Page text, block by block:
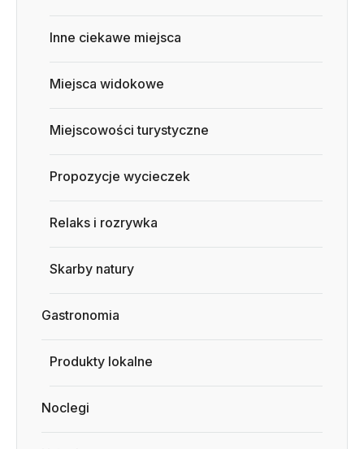
Inne ciekawe miejsca
Miejsca widokowe
Miejscowości turystyczne
Propozycje wycieczek
Relaks i rozrywka
Skarby natury
Gastronomia
Produkty lokalne
Noclegi